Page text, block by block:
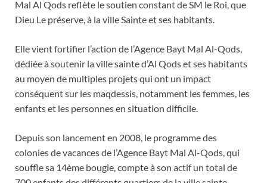
Mal Al Qods reflète le soutien constant de SM le Roi, que
Dieu Le préserve, à la ville Sainte et ses habitants.
Elle vient fortifier l’action de l’Agence Bayt Mal Al-Qods,
dédiée à soutenir la ville sainte d’Al Qods et ses habitants
au moyen de multiples projets qui ont un impact
conséquent sur les maqdessis, notamment les femmes, les
enfants et les personnes en situation difficile.
Depuis son lancement en 2008, le programme des
colonies de vacances de l’Agence Bayt Mal Al-Qods, qui
souffle sa 14ème bougie, compte à son actif un total de